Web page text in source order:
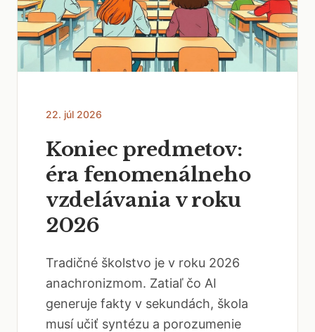
22. júl 2026
Koniec predmetov:
éra fenomenálneho
vzdelávania v roku
2026
Tradičné školstvo je v roku 2026
anachronizmom. Zatiaľ čo AI
generuje fakty v sekundách, škola
musí učiť syntézu a porozumenie